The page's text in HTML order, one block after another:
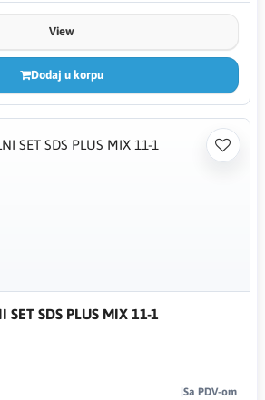
View
Dodaj u korpu
SET SDS PLUS MIX 11-1
Sa PDV-om